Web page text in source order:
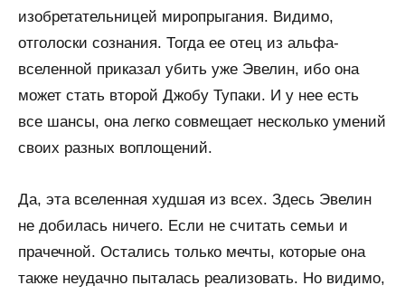
изобретательницей миропрыгания. Видимо,
отголоски сознания. Тогда ее отец из альфа-
вселенной приказал убить уже Эвелин, ибо она
может стать второй Джобу Тупаки. И у нее есть
все шансы, она легко совмещает несколько умений
своих разных воплощений.
Да, эта вселенная худшая из всех. Здесь Эвелин
не добилась ничего. Если не считать семьи и
прачечной. Остались только мечты, которые она
также неудачно пыталась реализовать. Но видимо,